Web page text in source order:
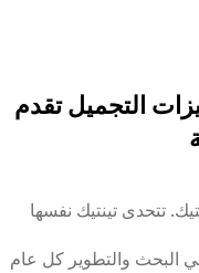
التجميل تقدم
تتحدى تينتيك نفسها
البحث والتطوير كل عام